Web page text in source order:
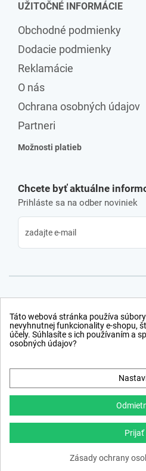
UŽITOČNÉ INFORMÁCIE
Obchodné podmienky
Dodacie podmienky
Reklamácie
O nás
Ochrana osobných údajov
Partneri
Možnosti platieb
Chcete byť aktuálne
Prihláste sa na odber noviniek
webdesign,ppc›
Táto webová stránka používa
nevyhnutnej funkcionality e-shopu,
účely. Súhlasíte s ich používaním a
osobných údajov?
Prijať
Zásady ochrany